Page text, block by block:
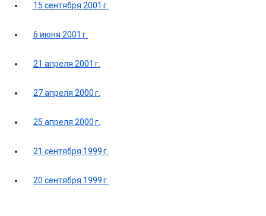
15 сентября 2001 г.
6 июня 2001 г.
21 апреля 2001 г.
27 апреля 2000 г.
25 апреля 2000 г.
21 сентября 1999 г.
20 сентября 1999 г.